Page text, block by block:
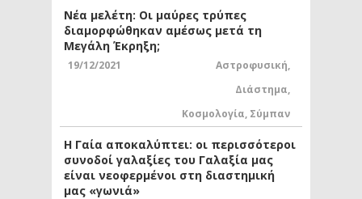
Νέα μελέτη: Οι μαύρες τρύπες
διαμορφώθηκαν αμέσως μετά τη
Μεγάλη Έκρηξη;
19/12/2021 Αστροφυσική,
Διάστημα,
Κοσμολογία, Σύμπαν
Η Γαία αποκαλύπτει: οι περισσότεροι
συνοδοί γαλαξίες του Γαλαξία μας
είναι νεοφερμένοι στη διαστημική
μας «γωνιά»